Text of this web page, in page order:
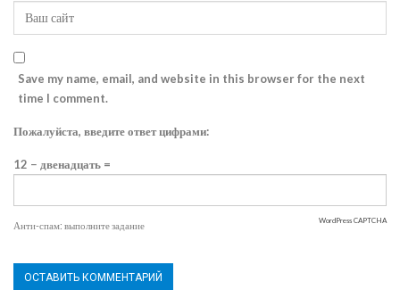
Save my name, email, and website in this browser for the next
time I comment.
Пожалуйста, введите ответ цифрами:
12 − двенадцать =
Анти-спам: выполните задание WordPress CAPTCHA